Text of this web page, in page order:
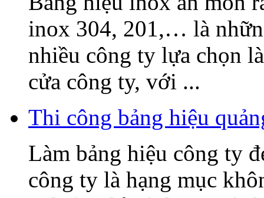
inox 304, 201,… là
nhiều công ty lựa chọn
cửa công ty, với ...
Thi công bảng hiệu
Làm bảng hiệu công ty
công ty là hạng mục